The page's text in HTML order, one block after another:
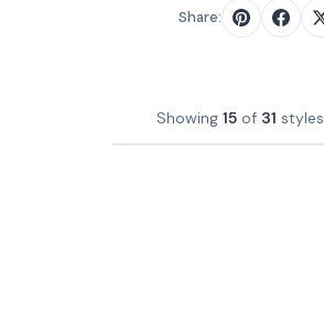
Share:
Showing 15 of 31 styles